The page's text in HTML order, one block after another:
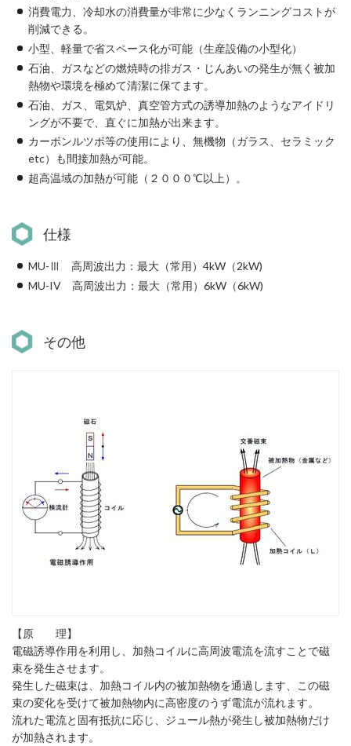
消費電力、冷却水の消費量が非常に少なくランニングコストが
削減できる。
小型、軽量で省スペース化が可能（生産設備の小型化）
石油、ガスなどの燃焼時の排ガス・じんあいの発生が無く被加
熱物や環境を極めて清潔に保てます。
石油、ガス、電気炉、真空管方式の誘導加熱のようなアイドリ
ングが不要で、直ぐに加熱が出来ます。
カーボンルツボ等の使用により、無機物（ガラス、セラミック
etc）も間接加熱が可能。
超高温域の加熱が可能（２０００℃以上）。
仕様
MU-Ⅲ 高周波出力：最大（常用）4kW（2kW)
MU-IV 高周波出力：最大（常用）6kW（6kW)
その他
【原 理】
電磁誘導作用を利用し、加熱コイルに高周波電流を流すことで磁
束を発生させます。
発生した磁束は、加熱コイル内の被加熱物を通過します、この磁
束の変化を受けて被加熱物内に高密度のうず電流が流れます。
流れた電流と固有抵抗に応じ、ジュール熱が発生し被加熱物だけ
が加熱されます。